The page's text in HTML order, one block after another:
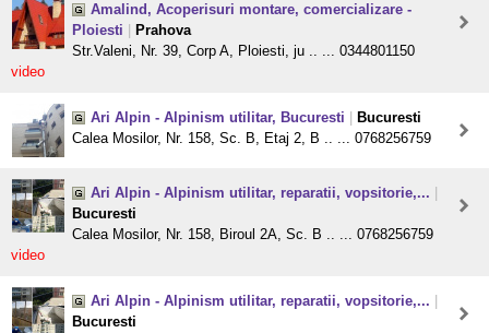
Amalind, Acoperisuri montare, comercializare -
Ploiesti
Prahova
Str.Valeni, Nr. 39, Corp A, Ploiesti, ju .. ... 0344801150
video
Ari Alpin - Alpinism utilitar, Bucuresti
Bucuresti
Calea Mosilor, Nr. 158, Sc. B, Etaj 2, B .. ... 0768256759
Ari Alpin - Alpinism utilitar, reparatii, vopsitorie,...
Bucuresti
Calea Mosilor, Nr. 158, Biroul 2A, Sc. B .. ... 0768256759
video
Ari Alpin - Alpinism utilitar, reparatii, vopsitorie,...
Bucuresti